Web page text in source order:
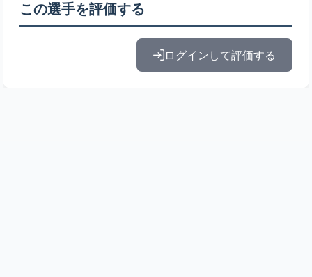
この選手を評価する
ログインして評価する